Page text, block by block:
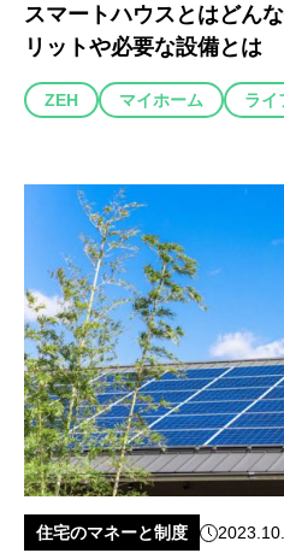
スマートハウスとはどん
リットや必要な設備とは
ZEH マイホーム ライ
住宅のマネーと制度